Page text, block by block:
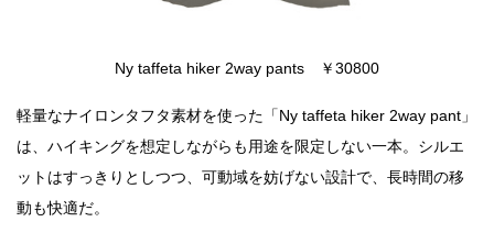
Ny taffeta hiker 2way pants ￥30800
軽量なナイロンタフタ素材を使った「Ny taffeta hiker 2way pant」
は、ハイキングを想定しながらも用途を限定しない一本。シルエ
ットはすっきりとしつつ、可動域を妨げない設計で、長時間の移
動も快適だ。